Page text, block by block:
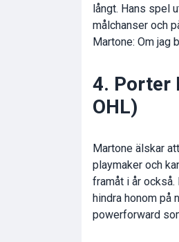
långt. Hans spel
målchanser och
Martone: Om jag
4. Porter
OHL)
Martone älskar
playmaker och
framåt i år
hindra honom på
powerforward